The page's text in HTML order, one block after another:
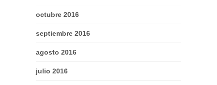
octubre 2016
septiembre 2016
agosto 2016
julio 2016